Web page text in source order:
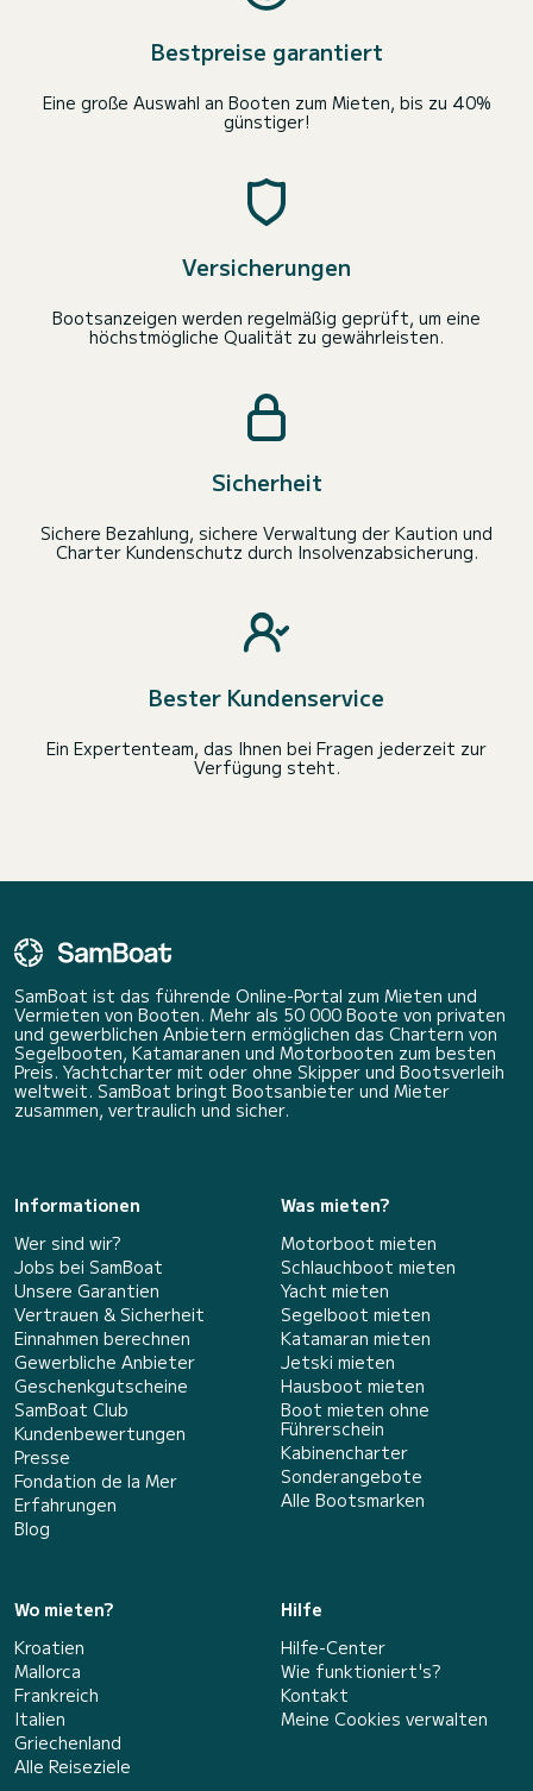
Bestpreise garantiert
Eine große Auswahl an Booten zum Mieten, bis zu 40%
günstiger!
Versicherungen
Bootsanzeigen werden regelmäßig geprüft, um eine
höchstmögliche Qualität zu gewährleisten.
Sicherheit
Sichere Bezahlung, sichere Verwaltung der Kaution und
Charter Kundenschutz durch Insolvenzabsicherung.
Bester Kundenservice
Ein Expertenteam, das Ihnen bei Fragen jederzeit zur
Verfügung steht.
SamBoat ist das führende Online-Portal zum Mieten und
Vermieten von Booten. Mehr als 50 000 Boote von privaten
und gewerblichen Anbietern ermöglichen das Chartern von
Segelbooten, Katamaranen und Motorbooten zum besten
Preis. Yachtcharter mit oder ohne Skipper und Bootsverleih
weltweit. SamBoat bringt Bootsanbieter und Mieter
zusammen, vertraulich und sicher.
Informationen
Wer sind wir?
Jobs bei SamBoat
Unsere Garantien
Vertrauen & Sicherheit
Einnahmen berechnen
Gewerbliche Anbieter
Geschenkgutscheine
SamBoat Club
Kundenbewertungen
Presse
Fondation de la Mer
Erfahrungen
Blog
Was mieten?
Motorboot mieten
Schlauchboot mieten
Yacht mieten
Segelboot mieten
Katamaran mieten
Jetski mieten
Hausboot mieten
Boot mieten ohne
Führerschein
Kabinencharter
Sonderangebote
Alle Bootsmarken
Wo mieten?
Kroatien
Mallorca
Frankreich
Italien
Griechenland
Alle Reiseziele
Hilfe
Hilfe-Center
Wie funktioniert's?
Kontakt
Meine Cookies verwalten